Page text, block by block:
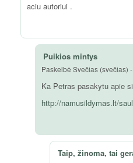
aciu autoriui .
Puikios mintys
Paskelbė Svečias (svečias) -
Ka Petras pasakytu apie
http://namusildymas.lt/
Taip, žinoma, tai